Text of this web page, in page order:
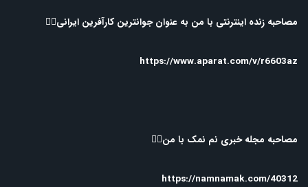
مصاحبه زنده اینترنتی با من به عنوان جوانترین کارآفرین ایرانی👇🏻
https://www.aparat.com/v/r6603az
مصاحبه مجله خبری نم نمک با من👇🏻
https://namnamak.com/40312